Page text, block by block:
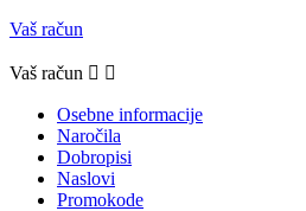
Vaš račun
Vaš račun  
Osebne informacije
Naročila
Dobropisi
Naslovi
Promokode